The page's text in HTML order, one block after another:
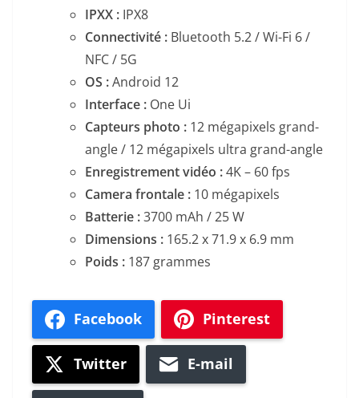
IPXX : IPX8
Connectivité : Bluetooth 5.2 / Wi-Fi 6 /
NFC / 5G
OS :Android 12
Interface : One Ui
Capteurs photo : 12 mégapixels grand-
angle / 12 mégapixels ultra grand-angle
Enregistrement vidéo :4K – 60 fps
Camera frontale : 10 mégapixels
Batterie :3700 mAh / 25 W
Dimensions : 165.2 x 71.9 x 6.9 mm
Poids : 187 grammes
Facebook Pinterest
Twitter E-mail